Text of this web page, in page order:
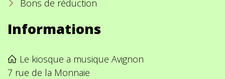
Bons de réduction
Informations
Le kiosque a musique Avignon
7 rue de la Monnaie